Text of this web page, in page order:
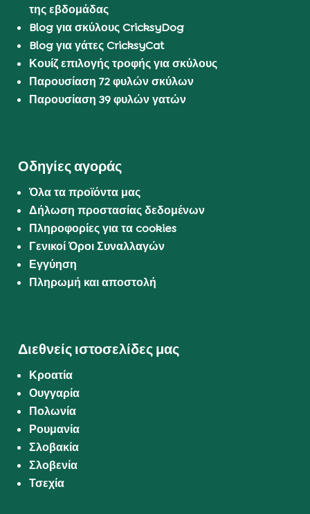
της εβδομάδας
Blog για σκύλους CricksyDog
Blog για γάτες CricksyCat
Κουίζ επιλογής τροφής για σκύλους
Παρουσίαση 72 φυλών σκύλων
Παρουσίαση 39 φυλών γατών
Οδηγίες αγοράς
Όλα τα προϊόντα μας
Δήλωση προστασίας δεδομένων
Πληροφορίες για τα cookies
Γενικοί Όροι Συναλλαγών
Εγγύηση
Πληρωμή και αποστολή
Διεθνείς ιστοσελίδες μας
Κροατία
Ουγγαρία
Πολωνία
Ρουμανία
Σλοβακία
Σλοβενία
Τσεχία